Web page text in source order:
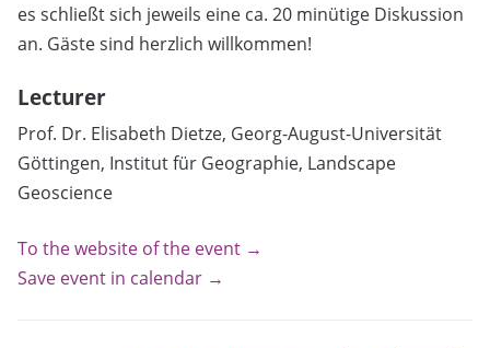
es schließt sich jeweils eine ca. 20 minütige Diskussion
an. Gäste sind herzlich willkommen!
Lecturer
Prof. Dr. Elisabeth Dietze, Georg-August-Universität
Göttingen, Institut für Geographie, Landscape
Geoscience
To the website of the event →
Save event in calendar →